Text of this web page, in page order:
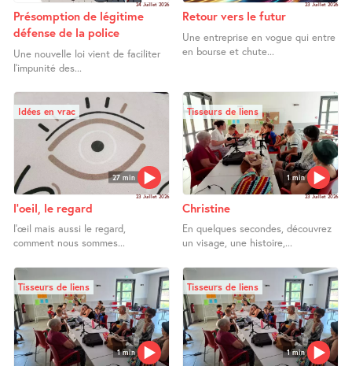
24 Juillet 2026
Présomption de légitime
défense de la police
Une nouvelle loi vient de faciliter
l’impunité des...
23 Juillet 2026
Retour vers le futur
Une entreprise en vogue qui entre
en bourse et chute...
27 min
Idées en vrac
23 Juillet 2026
l’oeil, le regard
l’œil mais aussi le regard,
comment nous sommes...
1 min
Tisseurs de liens
23 Juillet 2026
Christine
En quelques secondes, découvrez
un visage, une histoire,...
1 min
Tisseurs de liens
1 min
Tisseurs de liens